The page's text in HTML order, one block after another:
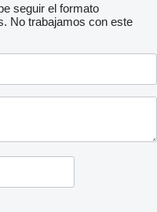
seguir el formato
No trabajamos con este